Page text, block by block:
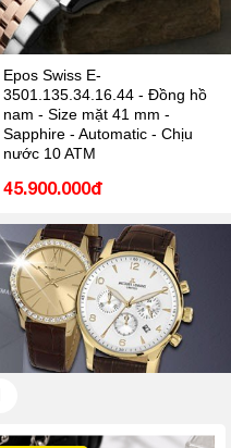
Epos Swiss E-
3501.135.34.16.44 - Đồng hồ
nam - Size mặt 41 mm -
Sapphire - Automatic - Chịu
nước 10 ATM
45.900.000đ